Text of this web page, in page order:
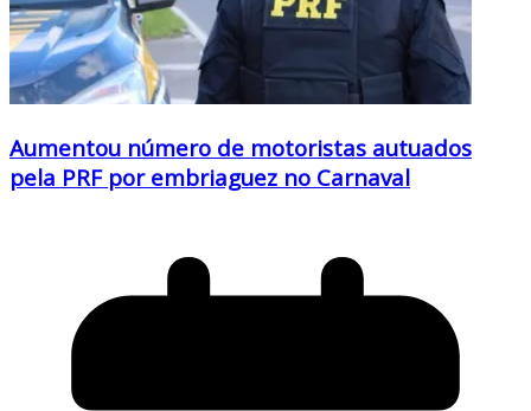
Aumentou número de motoristas autuados
pela PRF por embriaguez no Carnaval